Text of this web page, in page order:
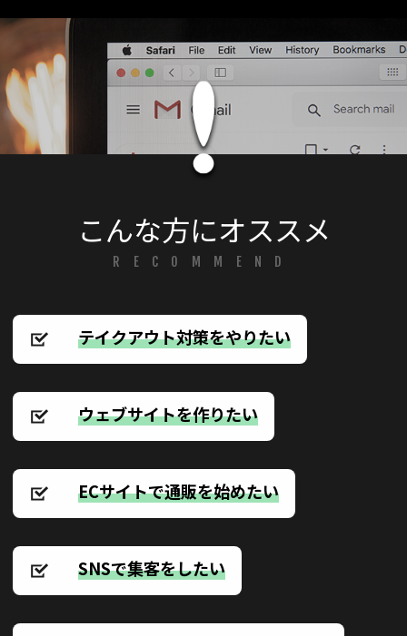
こんな方にオススメ
RECOMMEND
テイクアウト対策をやりたい
ウェブサイトを作りたい
ECサイトで通販を始めたい
SNSで集客をしたい